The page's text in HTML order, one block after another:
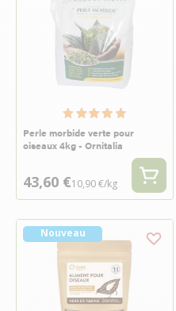
Perle morbide verte pour
oiseaux 4kg - Ornitalia
43,60 €10,90 €/kg
Nouveau